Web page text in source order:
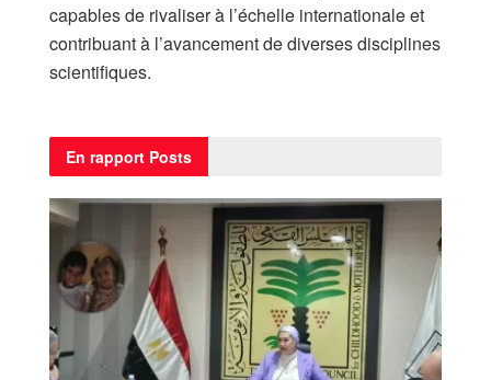
capables de rivaliser à l’échelle internationale et
contribuant à l’avancement de diverses disciplines
scientifiques.
En rapport Posts